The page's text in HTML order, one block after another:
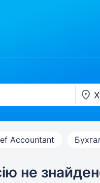
Accountant
не